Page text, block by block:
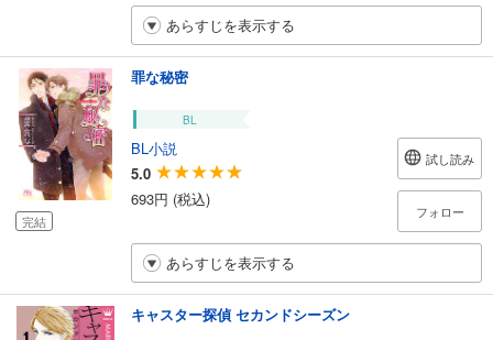
あらすじを表示する
完結
罪な秘密
BL
BL小説
5.0
693円 (税込)
試し読み
フォロー
あらすじを表示する
キャスター探偵 セカンドシーズン